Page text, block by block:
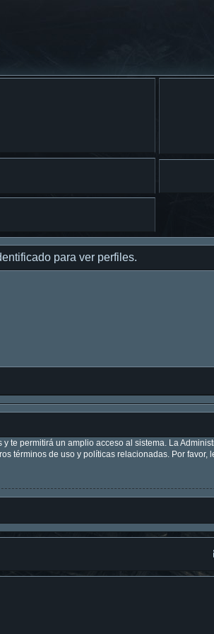
para ver perfiles.
te permitirá un amplio acceso al sistema. La
términos de uso y políticas relacionadas. Por